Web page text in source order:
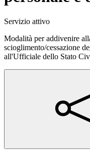
Servizio attivo
Modalità per addivenire
scioglimento/cessazione
all'Ufficiale dello Stato